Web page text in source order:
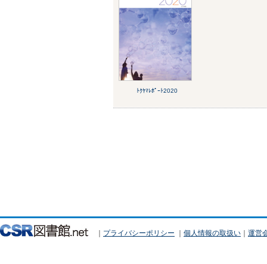
ﾄｸﾔﾏﾚﾎﾟｰﾄ2020
｜ プライバシーポリシー ｜ 個人情報の取扱い ｜ 運営